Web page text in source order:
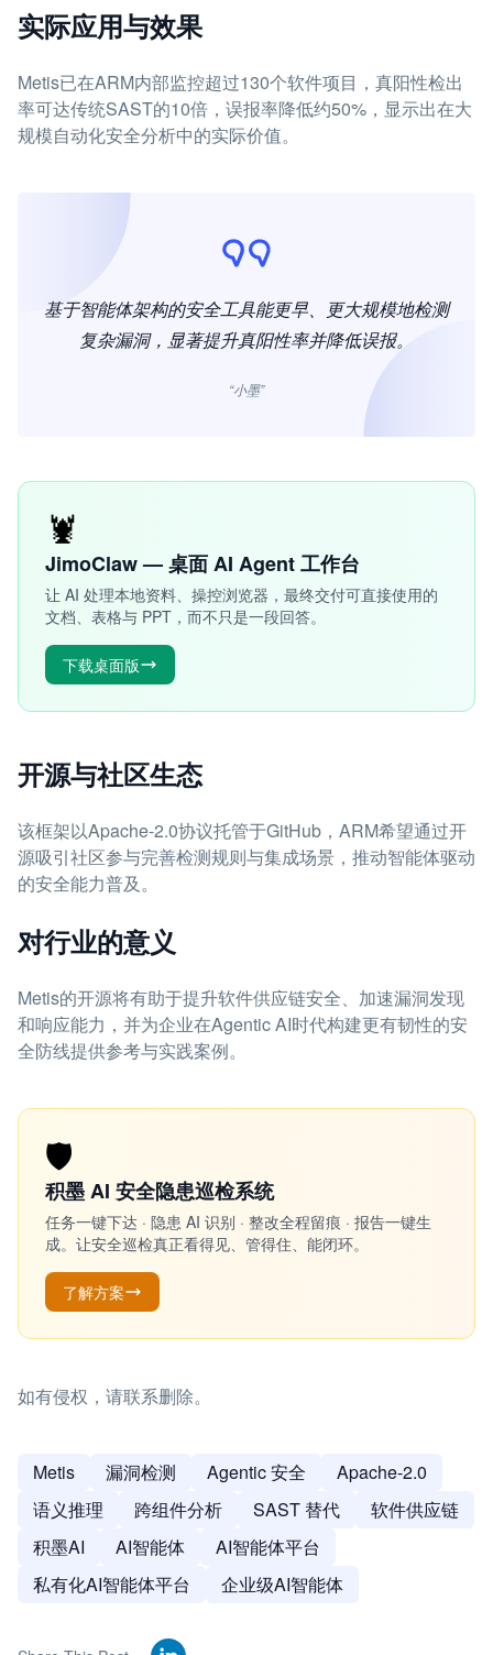
实际应用与效果
Metis已在ARM内部监控超过130个软件项目，真阳性检出
率可达传统SAST的10倍，误报率降低约50%，显示出在大
规模自动化安全分析中的实际价值。
基于智能体架构的安全工具能更早、更大规模地检测
复杂漏洞，显著提升真阳性率并降低误报。
“小墨”
🦞
JimoClaw — 桌面 AI Agent 工作台
让 AI 处理本地资料、操控浏览器，最终交付可直接使用的
文档、表格与 PPT，而不只是一段回答。
下载桌面版
开源与社区生态
该框架以Apache-2.0协议托管于GitHub，ARM希望通过开
源吸引社区参与完善检测规则与集成场景，推动智能体驱动
的安全能力普及。
对行业的意义
Metis的开源将有助于提升软件供应链安全、加速漏洞发现
和响应能力，并为企业在Agentic AI时代构建更有韧性的安
全防线提供参考与实践案例。
🛡️
积墨 AI 安全隐患巡检系统
任务一键下达 · 隐患 AI 识别 · 整改全程留痕 · 报告一键生
成。让安全巡检真正看得见、管得住、能闭环。
了解方案
如有侵权，请联系删除。
Metis 漏洞检测 Agentic 安全
Apache-2.0
语义推理
跨组件分析 SAST 替代
软件供应链
积墨AI
AI智能体
AI智能体平台
私有化AI智能体平台
企业级AI智能体